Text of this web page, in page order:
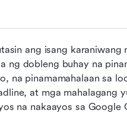
ang isang karaniwang
ng dobleng buhay na
na pinamamahalaan sa
at mga mahalagang
na nakaayos sa Google